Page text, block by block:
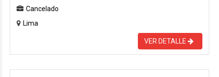
Cancelado
Lima
VER DETALLE